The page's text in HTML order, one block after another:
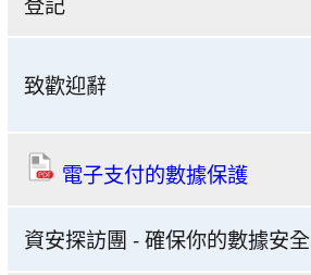
海
設
獎
典
建
全
2019
「網
絡
致歡迎辭
電子支付的數據保護
資安探訪團 - 確保你的數據安全